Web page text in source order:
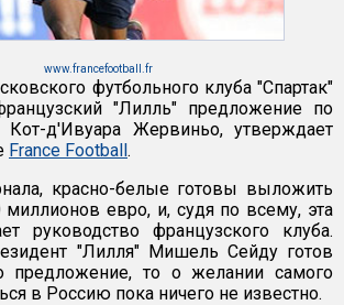
www.francefootball.fr
футбольного клуба "Спартак"
"Лилль" предложение по
Кот-д'Ивуара Жервиньо, утверждает
France Football.
красно-белые готовы выложить
миллионов евро, и, судя по всему, эта
руководство французского клуба.
"Лилля" Мишель Сейду готов
предложение, то о желании самого
в Россию пока ничего не известно.